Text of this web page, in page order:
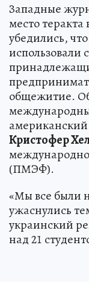
Западные
место
убедились,
использовали
общежитие.
Кристофер
(ПМЭФ).
«Мы все были
ужаснулись
украинский
над 21